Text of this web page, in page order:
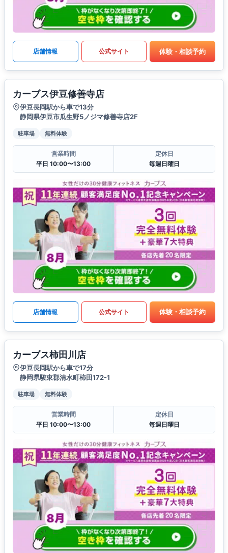
店舗情報 公式サイト 体験・相談予約
カーブス伊豆修善寺店
伊豆長岡駅から車で13分
静岡県伊豆市瓜生野5ノジマ修善寺店2F
駐車場 無料体験
営業時間
平日 10:00〜13:00
定休日
毎週日曜日
店舗情報 公式サイト 体験・相談予約
カーブス柿田川店
伊豆長岡駅から車で17分
静岡県駿東郡清水町柿田172-1
駐車場 無料体験
営業時間
平日 10:00〜13:00
定休日
毎週日曜日